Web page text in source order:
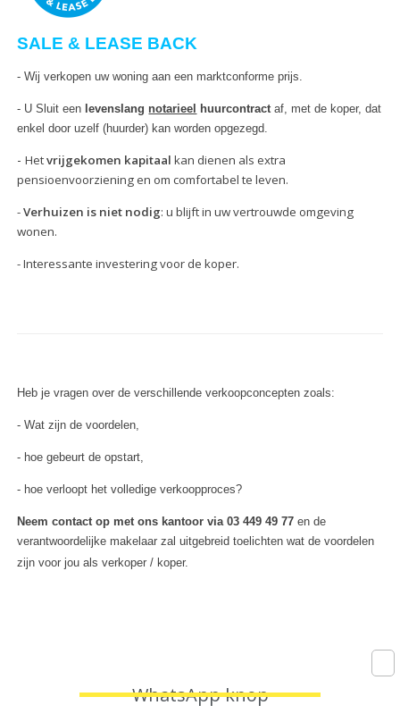
SALE & LEASE BACK
- Wij verkopen uw woning aan een marktconforme prijs.
- U Sluit een levenslang notarieel huurcontractaf, met de koper, dat
enkel door uzelf (huurder) kan worden opgezegd.
-Hetvrijgekomen kapitaal kan dienen als extra
pensioenvoorziening en om comfortabel te leven.
-Verhuizen is niet nodig: u blijft in uw vertrouwde omgeving
wonen.
- Interessante investering voor de koper.
Heb je vragen over de verschillende verkoopconcepten zoals:
- Wat zijn de voordelen,
- hoe gebeurt de opstart,
- hoe verloopt het volledige verkoopproces?
Neem contact op met ons kantoor via 03 449 49 77 en de
verantwoordelijke makelaar zal uitgebreid toelichten wat de voordelen
zijn voor jou als verkoper / koper.
WhatsApp knop